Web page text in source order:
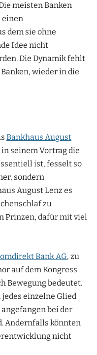
meisten Banken
einen
dem sie ohne
Idee nicht
Die Dynamik fehlt
wieder in die
Bankhaus August
in seinem Vortrag die
ist, fesselt so
sondern
August Lenz es
zu
Prinzen, dafür mit viel
Bank AG, zu
auf dem Kongress
Bewegung bedeutet.
einzelne Glied
bei der
Andernfalls könnten
nicht